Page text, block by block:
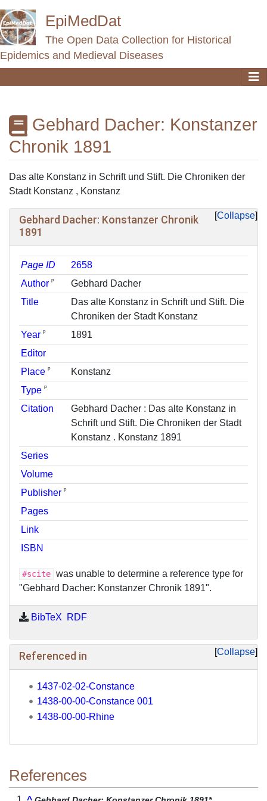
EpiMedDat
The Open Data Collection for Historical
Epidemics and Medieval Diseases
Gebhard Dacher: Konstanzer
Chronik 1891
Jump to: navigation ,search
Das alte Konstanz in Schrift und Stift. Die Chroniken der
Stadt Konstanz , Konstanz
Collapse
Gebhard Dacher: Konstanzer Chronik
1891
Page ID
2658
Author ᵖ
Gebhard Dacher
Title
Das alte Konstanz in Schrift und Stift. Die
Chroniken der Stadt Konstanz
Year ᵖ
1891
Editor
Place ᵖ
Konstanz
Type ᵖ
Citation
Gebhard Dacher : Das alte Konstanz in
Schrift und Stift. Die Chroniken der Stadt
Konstanz . Konstanz 1891
Series
Volume
Publisher ᵖ
Pages
Link
ISBN
#scite was unable to determine a reference type for
"Gebhard Dacher: Konstanzer Chronik 1891".
BibTeX RDF
Collapse
Referenced in
1437-02-02-Constance
1438-00-00-Constance 001
1438-00-00-Rhine
References